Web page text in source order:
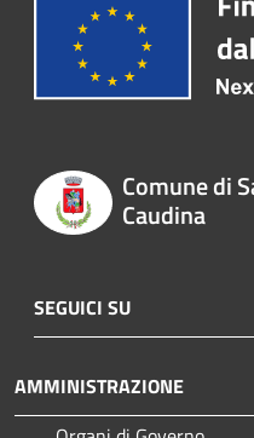
Comune di
Caudina
SEGUICI SU
AMMINISTRAZIONE